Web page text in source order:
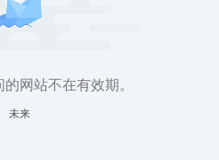
网站不在有效期。
未来